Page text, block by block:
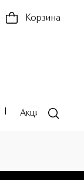
Корзина
Акции